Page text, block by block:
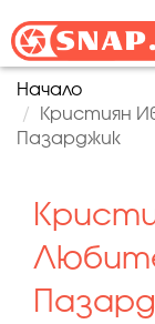
Начало
Кристиян
Пазарджик